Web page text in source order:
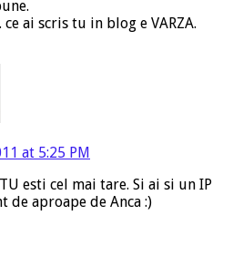
ce ai scris tu in blog e VARZA.
at 5:25 PM
esti cel mai tare. Si ai si un IP
de aproape de Anca :)